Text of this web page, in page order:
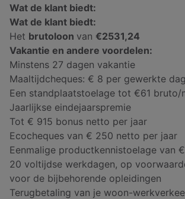
Wat de klant biedt:
Wat de klant biedt:
Het brutoloon van €2531,24
Vakantie en andere voordelen:
Minstens 27 dagen vakantie
Maaltijdcheques: € 8 per gewerkte dag
Een standplaatstoelage tot €61 bruto/
Jaarlijkse eindejaarspremie
Tot € 915 bonus netto per jaar
Ecocheques van € 250 netto per jaar
Eenmalige productkennistoelage van
20 voltijdse werkdagen, op
voor de bijbehorende opleidingen
Terugbetaling van je woon-